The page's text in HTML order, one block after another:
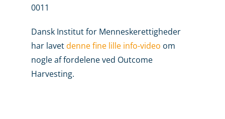
0011
Dansk Institut for Menneskerettigheder
har lavetdenne fine lille info-video om
nogle af fordelene ved Outcome
Harvesting.